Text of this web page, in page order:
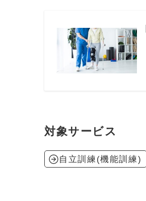
対象サービス
自立訓練(機能訓練)